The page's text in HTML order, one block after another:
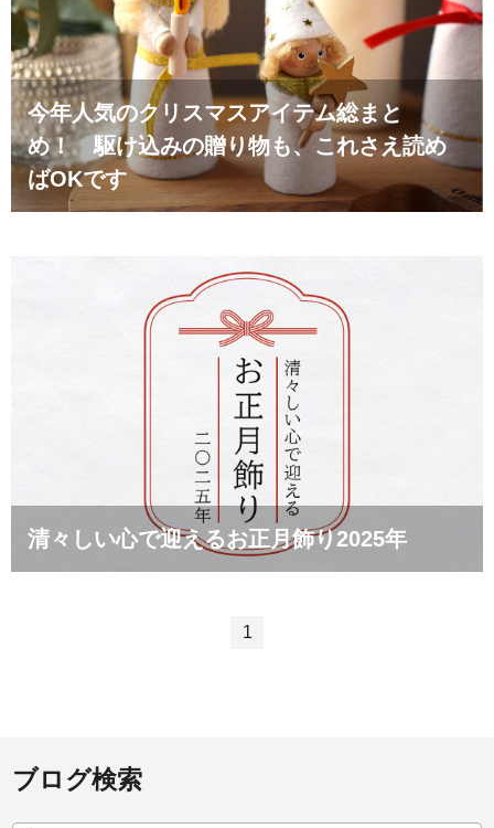
今年人気のクリスマスアイテム総まと
め！ 駆け込みの贈り物も、これさえ読め
ばOKです
清々しい心で迎えるお正月飾り2025年
1
ブログ検索